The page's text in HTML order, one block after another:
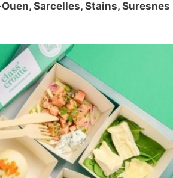
Sarcelles, Stains, Suresnes